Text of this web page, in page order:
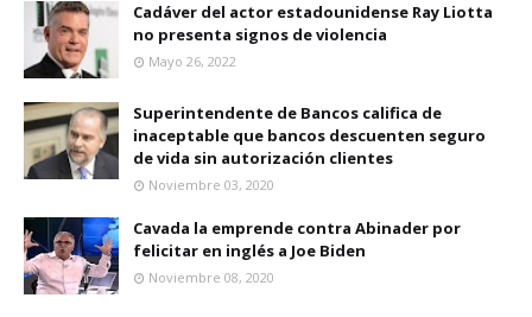
Cadáver del actor estadounidense Ray Liotta
no presenta signos de violencia
Mayo 26, 2022
Superintendente de Bancos califica de
inaceptable que bancos descuenten seguro
de vida sin autorización clientes
Noviembre 03, 2020
Cavada la emprende contra Abinader por
felicitar en inglés a Joe Biden
Noviembre 08, 2020